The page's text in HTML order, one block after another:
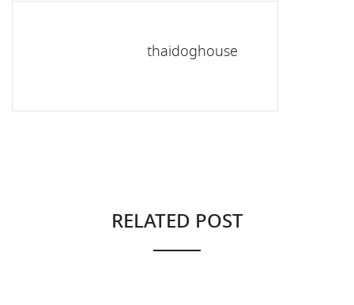
thaidoghouse
RELATED POST